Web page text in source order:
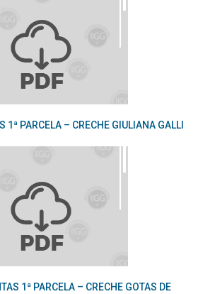
1ª PARCELA – CRECHE GIULIANA GALLI
1ª PARCELA – CRECHE GOTAS DE